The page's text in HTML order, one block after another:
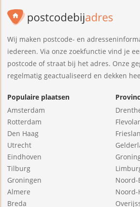
Wij maken postcode- en
iedereen. Via onze zoekfunctie vind je
postcode of straat bij het adres. Onze
regelmatig geactualiseerd en dekken
Populaire plaatsen
Amsterdam
Rotterdam
Den Haag
Utrecht
Eindhoven
Tilburg
Groningen
Almere
Breda
Noord-